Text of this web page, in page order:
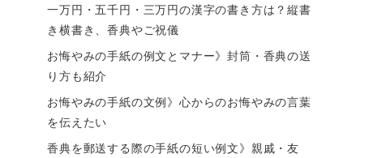
一万円・五千円・三万円の漢字の書き方は？縦書
き横書き、香典やご祝儀
お悔やみの手紙の例文とマナー》封筒・香典の送
り方も紹介
お悔やみの手紙の文例》心からのお悔やみの言葉
を伝えたい
香典を郵送する際の手紙の短い例文》親戚・友